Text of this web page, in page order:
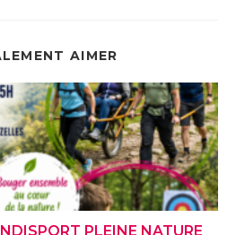
AIMER
PLEINE NATURE